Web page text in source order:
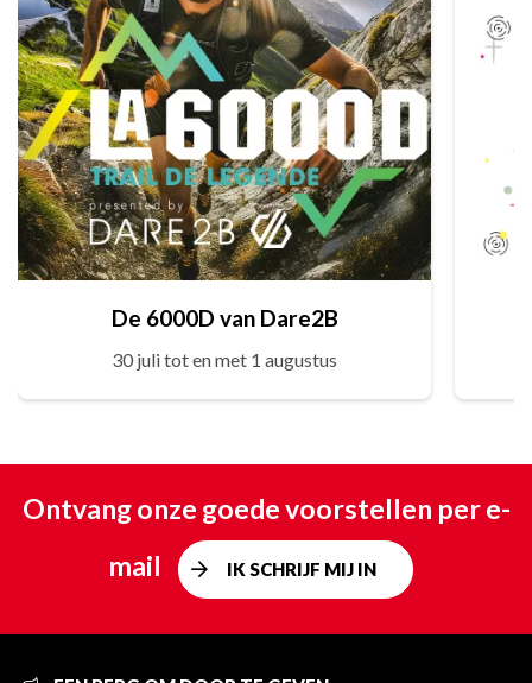
De 6000D van Dare2B
30 juli tot en met 1 augustus
Ontvang onze goede voorstellen per e-
mail
IK SCHRIJF MIJ IN